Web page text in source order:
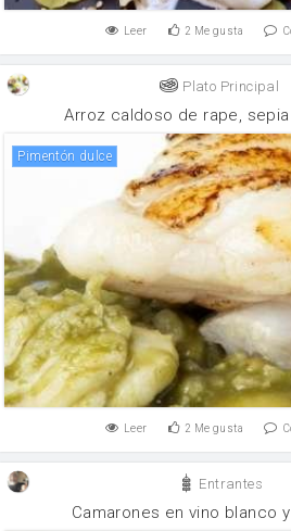
Leer 2 Me gusta
Plato Principal
Arroz caldoso de rape,
Pimentón dulce
Leer 2 Me gusta
Entrantes
Camarones en vino blanco